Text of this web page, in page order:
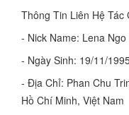
Thông Tin Liên Hệ Tác
- Nick Name: Lena Ngo
- Ngày Sinh: 19/11/
- Địa Chỉ: Phan Chu
Hồ Chí Minh, Việt Nam